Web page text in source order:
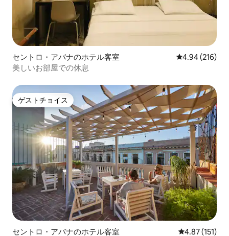
セントロ・アバナのホテル客室 レビュー216
4.94 (216)
美しいお部屋での休息
ゲストチョイス
ゲストチョイス
セントロ・アバナのホテル客室 レビュー151
4.87 (151)